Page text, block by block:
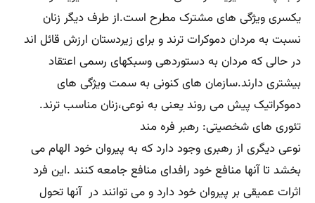
یکسری ویژگی های مشترک مطرح است.از طرف دیگر زنان
نسبت به مردان دموکرات ترند و برای زیردستان ارزش قائل اند
در حالی که مردان به دستوردهی وسبکهای رسمی اعتقاد
بیشتری دارند.سازمان های کنونی به سمت ویژگی های
دموکراتیک پیش می روند یعنی به نوعی،زنان مناسب ترند.
تئوری های شخصیتی: رهبر فره مند
نوعی دیگری از رهبری وجود دارد که به پیروان خود الهام می
بخشد تا آنها منافع خود رافدای منافع جامعه کنند .این فرد
اثرات عمیقی بر پیروان خود دارد و می توانند در آنها تحول